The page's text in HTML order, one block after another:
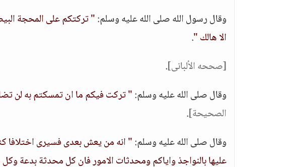
وقال رسول الله صلى الله عليه وسلم:" تركتكم على المحجة
الا هالك ".
[صححه الألبانى].
وقال صلى الله عليه وسلم:" تركت فيكم ما ان تمسكتم به لن
الصحيحة].
وقال صلى الله عليه وسلم:" انه من يعش بعدى فسيرى اختلافا
عليها بالنواجذ واياكم ومحدثات الامور فان كل محدثة بدعة وكل